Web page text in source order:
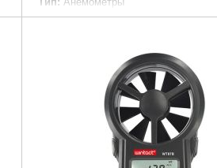
Вид анемометра: Крыльчатый
±3 %
Диапазон измерений:
0.7~30 м/с
Дополнительные измерения:
Температура, Точка росы,
Освещенность, Влажность, Высота
Габариты упаковки: 150x100x40 мм